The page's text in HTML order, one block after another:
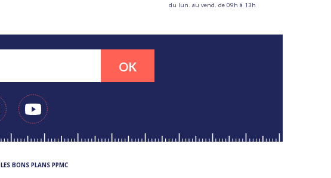
du lun. au vend. de 09h à 13h
OK
LES BONS PLANS PPMC